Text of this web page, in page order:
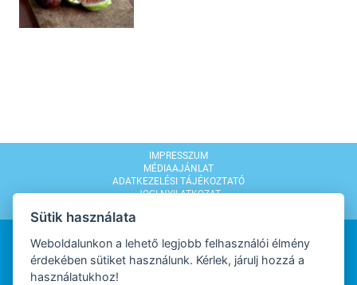
IMPRESSZUM
MÉDIAAJÁNLAT
ADATKEZELÉSI TÁJÉKOZTATÓ
JOGI NYILATKOZAT
Sütik használata
Weboldalunkon a lehető legjobb felhasználói élmény
érdekében sütiket használunk. Kérlek, járulj hozzá a
használatukhoz!